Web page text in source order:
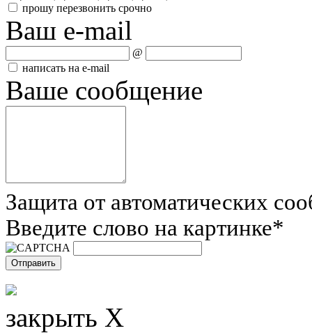
прошу перезвонить срочно
Ваш e-mail
@
написать на e-mail
Ваше сообщение
Защита от автоматических
Введите слово на картинке*
закрыть X